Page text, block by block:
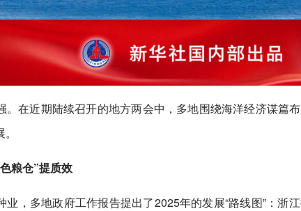
。在近期陆续召开的地方两会中，多地围绕海洋经济谋篇
粮仓”提质效
业，多地政府工作报告提出了2025年的发展“路线图”：浙